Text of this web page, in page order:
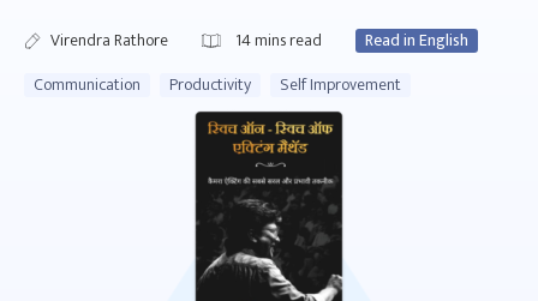
Virendra Rathore 14mins read
Read in English
Communication
Productivity Self Improvement